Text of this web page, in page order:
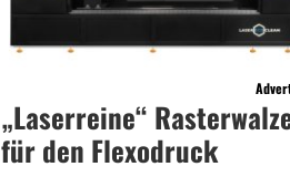
„Laserreine“
für den Flexodruck